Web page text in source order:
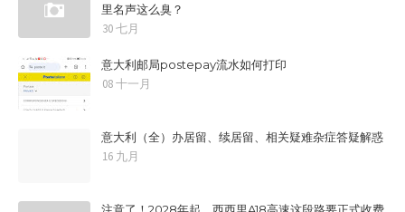
里名声这么臭？
30 七月
意大利邮局postepay流水如何打印
08 十一月
意大利（全）办居留、续居留、相关疑难杂症答疑解惑
16 九月